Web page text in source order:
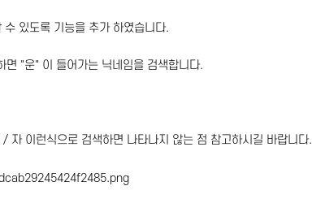
있도록 기능을 추가 하였습니다.
면 "운" 이 들어가는 닉네임을 검색합니다.
자 이런식으로 검색하면 나타나지 않는 점 참고하시길 바랍니다.